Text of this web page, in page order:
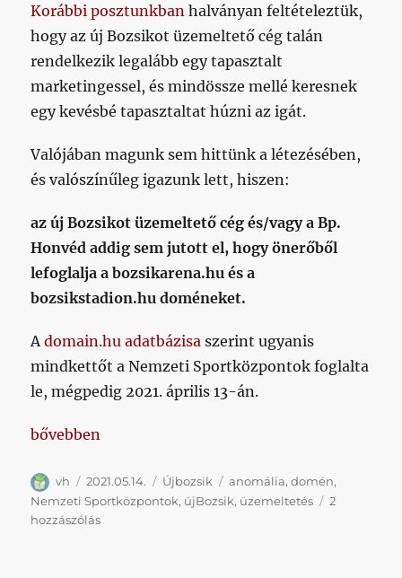
Korábbi posztunkban halványan feltételeztük,
hogy az új Bozsikot üzemeltető cég talán
rendelkezik legalább egy tapasztalt
marketingessel, és mindössze mellé keresnek
egy kevésbé tapasztaltat húzni az igát.
Valójában magunk sem hittünk a létezésében,
és valószínűleg igazunk lett, hiszen:
az új Bozsikot üzemeltető cég és/vagy a Bp.
Honvéd addig sem jutott el, hogy önerőből
lefoglalja a bozsikarena.hu és a
bozsikstadion.hu doméneket.
Adomain.hu adatbázisa szerint ugyanis
mindkettőt a Nemzeti Sportközpontok foglalta
le, mégpedig 2021. április 13-án.
„Újabb anomáliák az új Bozsikkal kapcsolatban”
bővebben
Szerző
vh Közzétéve
2021.05.14. Kategória
Újbozsik Címke
anomália,domén,
Nemzeti Sportközpontok, újBozsik, üzemeltetés
2
hozzászólásÚjabb